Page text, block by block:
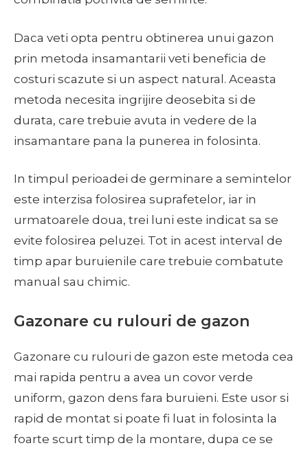
Daca veti opta pentru obtinerea unui gazon
prin metoda insamantarii veti beneficia de
costuri scazute si un aspect natural. Aceasta
metoda necesita ingrijire deosebita si de
durata, care trebuie avuta in vedere de la
insamantare pana la punerea in folosinta.
In timpul perioadei de germinare a semintelor
este interzisa folosirea suprafetelor, iar in
urmatoarele doua, trei luni este indicat sa se
evite folosirea peluzei. Tot in acest interval de
timp apar buruienile care trebuie combatute
manual sau chimic.
Gazonare cu rulouri de gazon
Gazonare cu rulouri de gazon este metoda cea
mai rapida pentru a avea un covor verde
uniform, gazon dens fara buruieni. Este usor si
rapid de montat si poate fi luat in folosinta la
foarte scurt timp de la montare, dupa ce se